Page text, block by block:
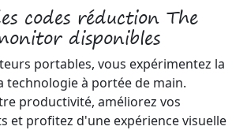
codes réduction The
disponibles
portables, vous expérimentez la
technologie à portée de main.
productivité, améliorez vos
et profitez d'une expérience visuelle